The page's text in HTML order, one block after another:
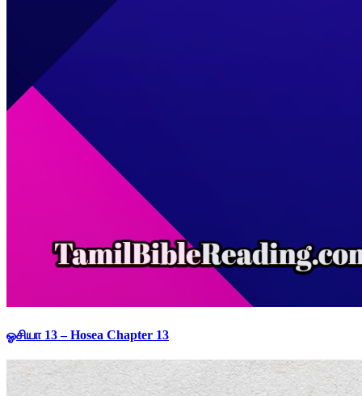
ஓசியா 13 – Hosea Chapter 13